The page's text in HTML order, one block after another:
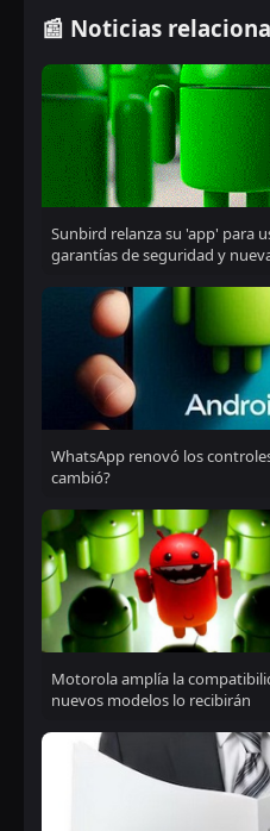
📰 Noticias
Sunbird relanza su 'app' para
garantías de seguridad y
WhatsApp renovó los
cambió?
Motorola amplía la
nuevos modelos lo recibirán